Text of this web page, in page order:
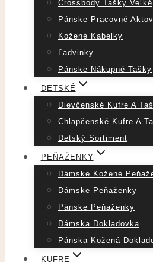
Crossbody Tašky Veľké
Pánske Pracovné
Kožené Kabelky
Ľadvinky
Pánske Nákupné Tašky
DETSKÉ
Dievčenské Kufre A
Chlapčenské Kufre A
Detský Sortiment
PEŇAŽENKY
Dámske Kožené
Dámske Peňaženky
Pánske Peňaženky
Dámska Dokladovka
Pánska Kožená
KUFRE